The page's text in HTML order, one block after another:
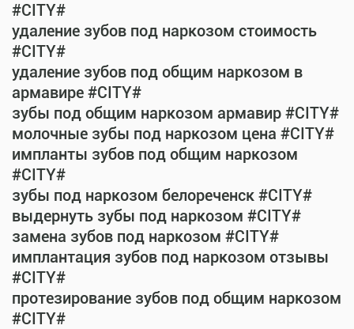
#CITY#
удаление зубов под наркозом стоимость
#CITY#
удаление зубов под общим наркозом в
армавире #CITY#
зубы под общим наркозом армавир #CITY#
молочные зубы под наркозом цена #CITY#
импланты зубов под общим наркозом
#CITY#
зубы под наркозом белореченск #CITY#
выдернуть зубы под наркозом #CITY#
замена зубов под наркозом #CITY#
имплантация зубов под наркозом отзывы
#CITY#
протезирование зубов под общим наркозом
#CITY#